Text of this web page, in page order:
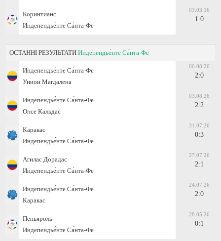
Коринтианс
Индепендье́нте Са́нта-Фе
03.03.16
1:0
ОСТАННІ РЕЗУЛЬТАТИ Индепендье́нте Са́нта-Фе
Индепендье́нте Са́нта-Фе
Унион Магдалена
06.08.26
2:0
Индепендье́нте Са́нта-Фе
Онсе Кальдас
03.08.26
2:2
Каракас
Индепендье́нте Са́нта-Фе
31.07.26
0:3
Агилас Дорадас
Индепендье́нте Са́нта-Фе
27.07.26
2:1
Индепендье́нте Са́нта-Фе
Каракас
24.07.26
2:0
Пеньяроль
Индепендье́нте Са́нта-Фе
28.05.26
0:1